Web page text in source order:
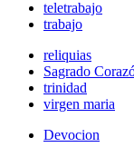
teletrabajo
trabajo
reliquias
Sagrado
trinidad
virgen maria
Devocion